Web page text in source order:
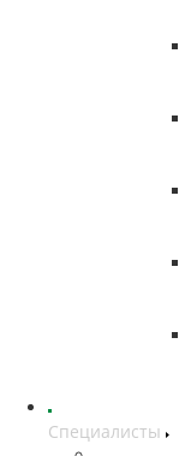
Специалисты